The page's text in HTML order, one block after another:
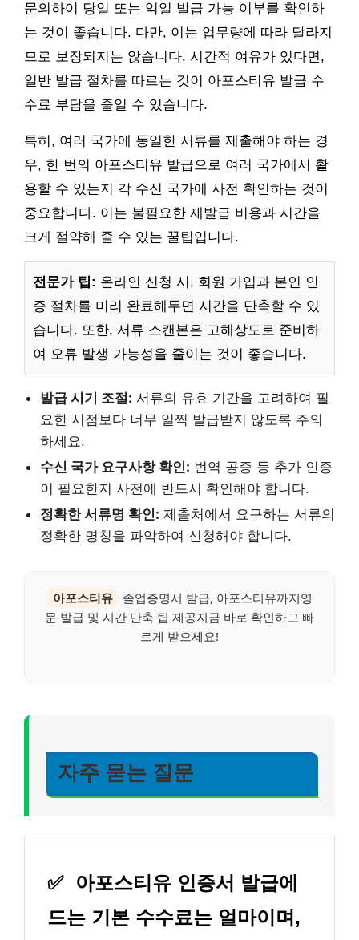
문의하여 당일 또는 익일 발급 가능 여부를 확인하
는 것이 좋습니다. 다만, 이는 업무량에 따라 달라지
므로 보장되지는 않습니다. 시간적 여유가 있다면,
일반 발급 절차를 따르는 것이 아포스티유 발급 수
수료 부담을 줄일 수 있습니다.
특히, 여러 국가에 동일한 서류를 제출해야 하는 경
우, 한 번의 아포스티유 발급으로 여러 국가에서 활
용할 수 있는지 각 수신 국가에 사전 확인하는 것이
중요합니다. 이는 불필요한 재발급 비용과 시간을
크게 절약해 줄 수 있는 꿀팁입니다.
전문가 팁: 온라인 신청 시, 회원 가입과 본인 인
증 절차를 미리 완료해두면 시간을 단축할 수 있
습니다. 또한, 서류 스캔본은 고해상도로 준비하
여 오류 발생 가능성을 줄이는 것이 좋습니다.
발급 시기 조절: 서류의 유효 기간을 고려하여 필
요한 시점보다 너무 일찍 발급받지 않도록 주의
하세요.
수신 국가 요구사항 확인: 번역 공증 등 추가 인증
이 필요한지 사전에 반드시 확인해야 합니다.
정확한 서류명 확인: 제출처에서 요구하는 서류의
정확한 명칭을 파악하여 신청해야 합니다.
아포스티유
졸업증명서 발급, 아포스티유까지영
문 발급 및 시간 단축 팁 제공지금 바로 확인하고 빠
르게 받으세요!
자주 묻는 질문
✅
아포스티유 인증서 발급에
드는 기본 수수료는 얼마이며,